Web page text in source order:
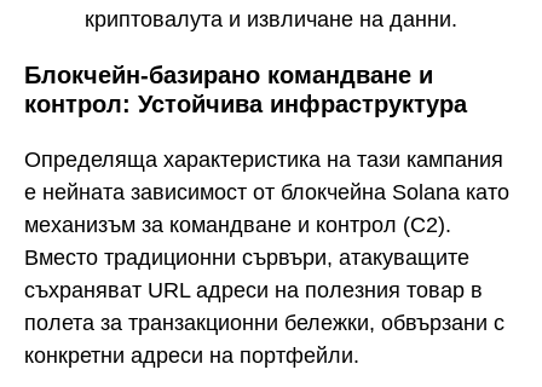
криптовалута и извличане на данни.
Блокчейн-базирано командване и
контрол: Устойчива инфраструктура
Определяща характеристика на тази кампания
е нейната зависимост от блокчейна Solana като
механизъм за командване и контрол (C2).
Вместо традиционни сървъри, атакуващите
съхраняват URL адреси на полезния товар в
полета за транзакционни бележки, обвързани с
конкретни адреси на портфейли.